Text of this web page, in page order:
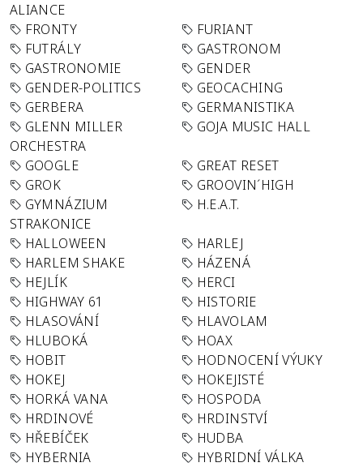
ALIANCE
FRONTY
FURIANT
FUTRÁLY
GASTRONOM
GASTRONOMIE
GENDER
GENDER-POLITICS
GEOCACHING
GERBERA
GERMANISTIKA
GLENN MILLER
ORCHESTRA
GOJA MUSIC HALL
GOOGLE
GREAT RESET
GROK
GROOVIN´HIGH
GYMNÁZIUM
STRAKONICE
H.E.A.T.
HALLOWEEN
HARLEJ
HARLEM SHAKE
HÁZENÁ
HEJLÍK
HERCI
HIGHWAY 61
HISTORIE
HLASOVÁNÍ
HLAVOLAM
HLUBOKÁ
HOAX
HOBIT
HODNOCENÍ VÝUKY
HOKEJ
HOKEJISTÉ
HORKÁ VANA
HOSPODA
HRDINOVÉ
HRDINSTVÍ
HŘEBÍČEK
HUDBA
HYBERNIA
HYBRIDNÍ VÁLKA